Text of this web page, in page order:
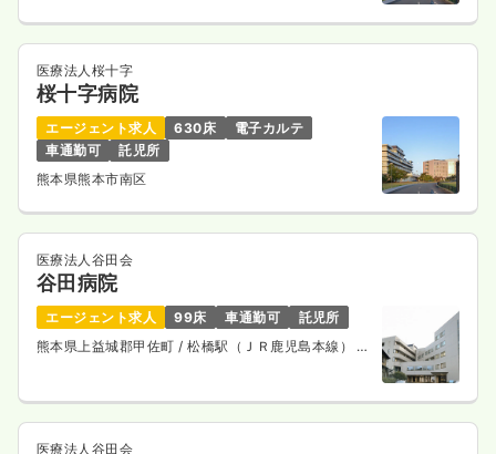
医療法人桜十字
桜十字病院
エージェント求人 630床
電子カルテ
車通勤可
託児所
熊本県熊本市南区
医療法人谷田会
谷田病院
エージェント求人 99床 車通勤可
託児所
熊本県上益城郡甲佐町 / 松橋駅（ＪＲ鹿児島本線） 車
医療法人谷田会